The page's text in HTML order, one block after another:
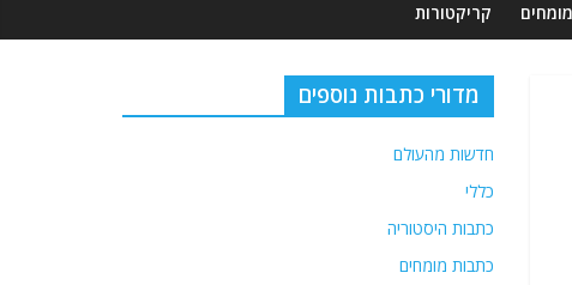
קריקטורות
מדורי כתבות נוספים
חדשות מהעולם
כללי
כתבות היסטוריה
כתבות מומחים